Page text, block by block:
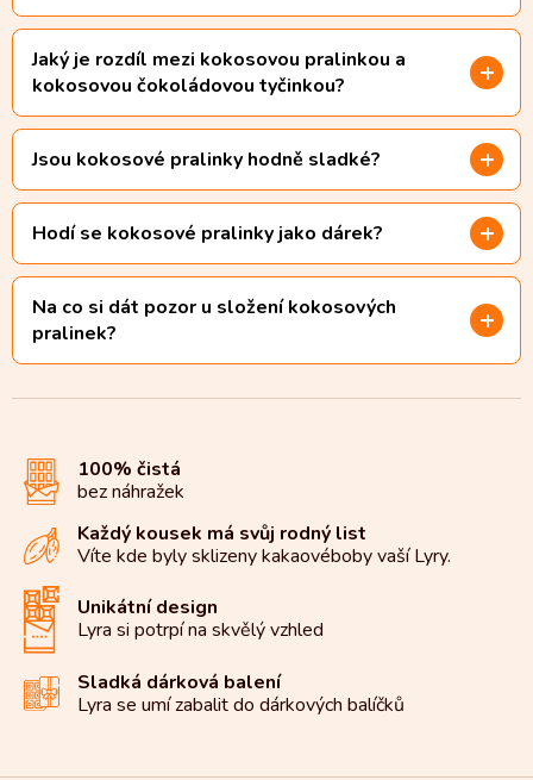
Jaký je rozdíl mezi kokosovou pralinkou a
kokosovou čokoládovou tyčinkou?
Jsou kokosové pralinky hodně sladké?
Hodí se kokosové pralinky jako dárek?
Na co si dát pozor u složení kokosových
pralinek?
100% čistá
bez náhražek
Každý kousek má svůj rodný list
Víte kde byly sklizeny kakaovéboby vaší Lyry.
Unikátní design
Lyra si potrpí na skvělý vzhled
Sladká dárková balení
Lyra se umí zabalit do dárkových balíčků